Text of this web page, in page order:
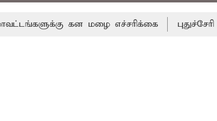
கன மழை எச்சரிக்கை புதுச்சேரி